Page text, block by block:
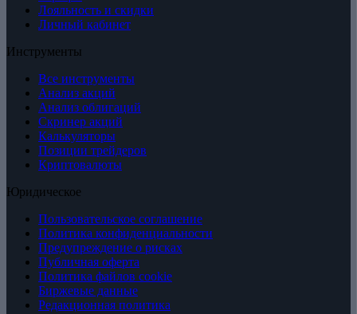
Лояльность и скидки
Личный кабинет
Инструменты
Все инструменты
Анализ акций
Анализ облигаций
Скринер акций
Калькуляторы
Позиции трейдеров
Криптовалюты
Юридическое
Пользовательское соглашение
Политика конфиденциальности
Предупреждение о рисках
Публичная оферта
Политика файлов cookie
Биржевые данные
Редакционная политика